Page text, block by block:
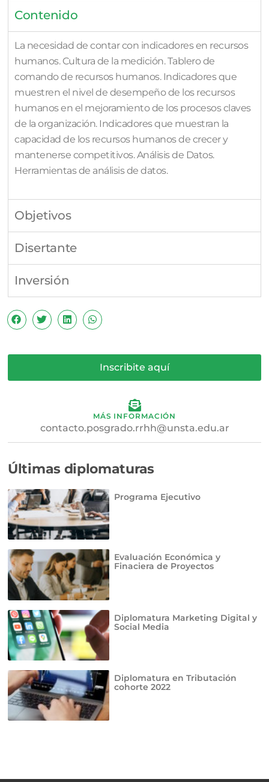
Contenido
La necesidad de contar con indicadores en recursos
humanos. Cultura de la medición. Tablero de
comando de recursos humanos. Indicadores que
muestren el nivel de desempeño de los recursos
humanos en el mejoramiento de los procesos claves
de la organización. Indicadores que muestran la
capacidad de los recursos humanos de crecer y
mantenerse competitivos. Análisis de Datos.
Herramientas de análisis de datos.
Objetivos
Disertante
Inversión
Inscribite aquí
MÁS INFORMACIÓN
contacto.posgrado.rrhh@unsta.edu.ar
Últimas diplomaturas
Programa Ejecutivo
Evaluación Económica y
Finaciera de Proyectos
Diplomatura Marketing Digital y
Social Media
Diplomatura en Tributación
cohorte 2022